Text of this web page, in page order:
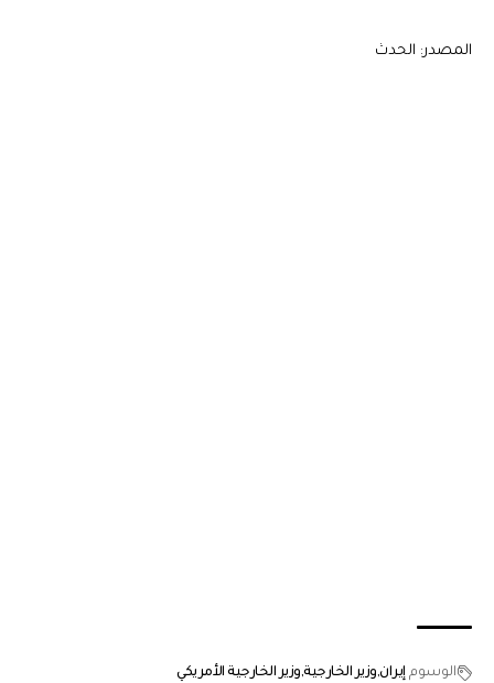
المصدر: الحدث
الوسوم إيران وزير الخارجية وزير الخارجية الأمريكي